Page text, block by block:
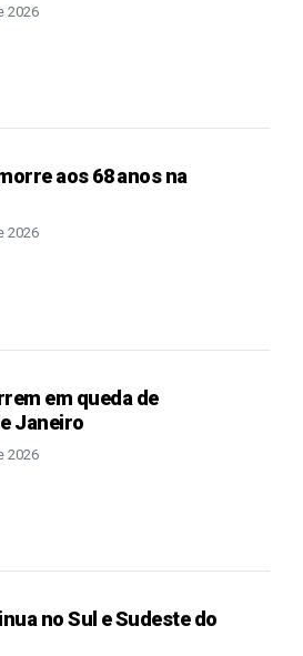
2026
aos 68 anos na
2026
em queda de
Janeiro
2026
no Sul e Sudeste do